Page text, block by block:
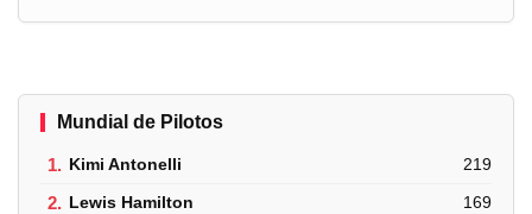
Mundial de Pilotos
1. Kimi Antonelli 219
2. Lewis Hamilton 169